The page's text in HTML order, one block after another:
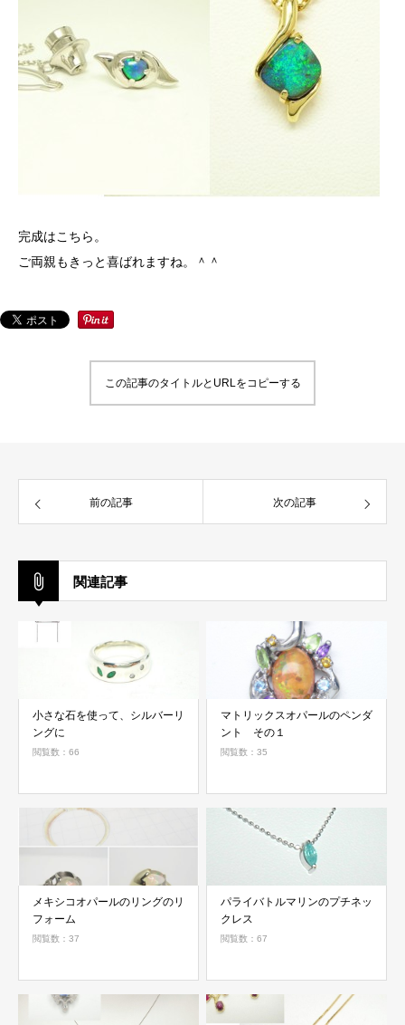
完成はこちら。
ご両親もきっと喜ばれますね。＾＾
この記事のタイトルとURLをコピーする
前の記事 次の記事
関連記事
小さな石を使って、シルバーリ
ングに
閲覧数：66
マトリックスオパールのペンダ
ント その１
閲覧数：35
メキシコオパールのリングのリ
フォーム
閲覧数：37
パライバトルマリンのプチネッ
クレス
閲覧数：67